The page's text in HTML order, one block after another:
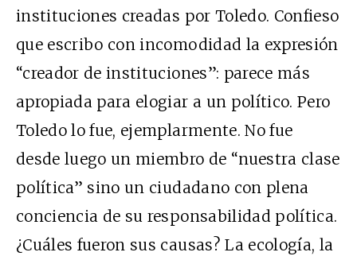
instituciones creadas por Toledo. Confieso
que escribo con incomodidad la expresión
“creador de instituciones”: parece más
apropiada para elogiar a un político. Pero
Toledo lo fue, ejemplarmente. No fue
desde luego un miembro de “nuestra clase
política” sino un ciudadano con plena
conciencia de su responsabilidad política.
¿Cuáles fueron sus causas? La ecología, la